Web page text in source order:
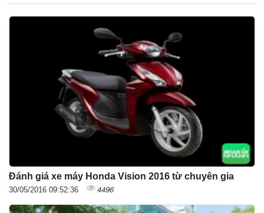
Đánh giá xe máy Honda Vision 2016 từ chuyên gia
30/05/2016 09:52:36 4496